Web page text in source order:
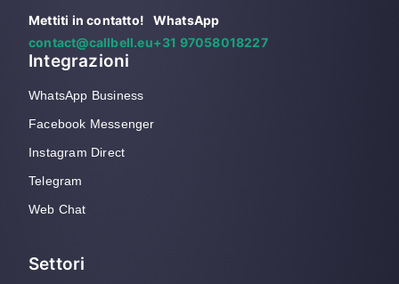
Mettiti in contatto!
contact@callbell.eu
WhatsApp
+31 97058018227
Integrazioni
WhatsApp Business
Facebook Messenger
Instagram Direct
Telegram
Web Chat
Settori